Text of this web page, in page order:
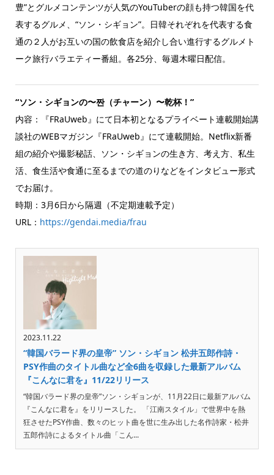
豊”とグルメコンテンツが人気のYouTuberの顔も持つ韓国を代
表するグルメ、“ソン・シギョン”。日韓それぞれを代表する食
通の２人がお互いの国の飲食店を紹介し合い進行するグルメト
ーク旅行バラエティー番組。各25分、毎週木曜日配信。
“ソン・シギョンの〜짠（チャーン）〜乾杯！”
内容：『FRaUweb』にて日本初となるプライベート連載開始講
談社のWEBマガジン『FRaUweb』にて連載開始。Netflix新番
組の紹介や撮影秘話、ソン・シギョンの生き方、考え方、私生
活、食生活や食通に至るまでの道のりなどをインタビュー形式
でお届け。
時期：3月6日から隔週（不定期連載予定）
URL： https://gendai.media/frau
2023.11.22
“韓国バラード界の皇帝” ソン・シギョン 松井五郎作詩・
PSY作曲のタイトル曲など全6曲を収録した最新アルバム
『こんなに君を』11/22リリース
“韓国バラード界の皇帝”ソン・シギョンが、11月22日に最新アルバム
『こんなに君を』をリリースした。 「江南スタイル」で世界中を熱
狂させたPSY作曲、数々のヒット曲を世に生み出した名作詩家・松井
五郎作詩によるタイトル曲「こん...